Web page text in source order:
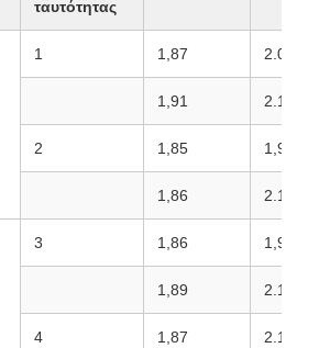
διαλογής κυττάρων
καθαρισμός χαντρών
που ενεργοποιούνται από την
Όργανα & Αναλώσιμα
ταυτότητας
1 1,87 2.03
1,91 2.17
2 1,85 1,90
1,86 2.17
3 1,86 1,95
1,89 2.13
4 1,87 2.11